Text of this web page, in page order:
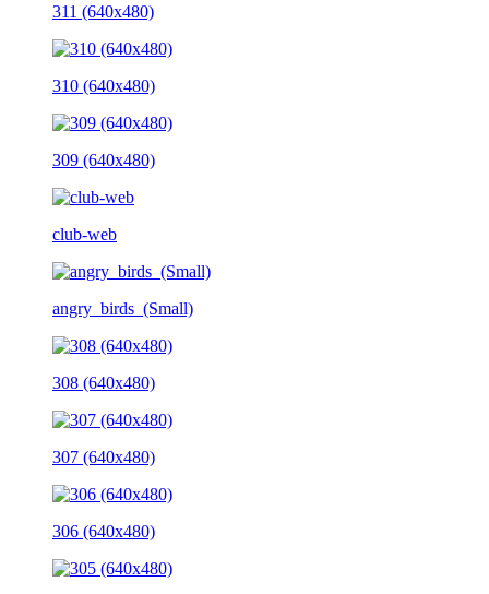
311 (640x480)
310 (640x480)
309 (640x480)
club-web
angry_birds_(Small)
308 (640x480)
307 (640x480)
306 (640x480)